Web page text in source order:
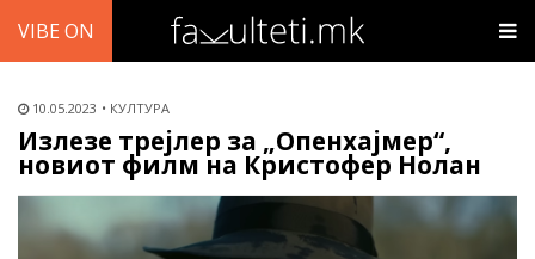
VIBE ON
10.05.2023 КУЛТУРА
Излезе трејлер за „Опенхајмер“,
новиот филм на Кристофер Нолан